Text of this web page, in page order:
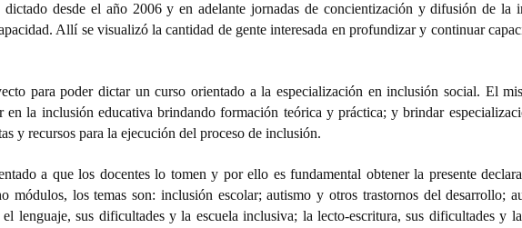
dictado desde el año 2006 y en adelante jornadas de concientización y difusión de la
Allí se visualizó la cantidad de gente interesada en profundizar y continuar
para poder dictar un curso orientado a la especialización en inclusión social. El
en la inclusión educativa brindando formación teórica y práctica; y brindar
y recursos para la ejecución del proceso de inclusión.
a que los docentes lo tomen y por ello es fundamental obtener la presente
módulos, los temas son: inclusión escolar; autismo y otros trastornos del desarrollo;
lenguaje, sus dificultades y la escuela inclusiva; la lecto-escritura, sus dificultades y la